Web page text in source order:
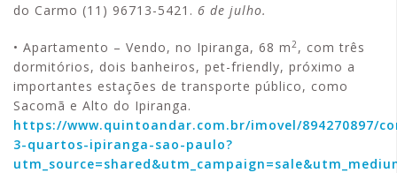
do Carmo (11) 96713-5421. 6 de julho.
• Apartamento – Vendo, no Ipiranga, 68 m 2 , com três
dormitórios, dois banheiros, pet-friendly, próximo a
importantes estações de transporte público, como
Sacomã e Alto do Ipiranga.
https://www.quintoandar.com.br/imovel/894270897/
3-quartos-ipiranga-sao-paulo?